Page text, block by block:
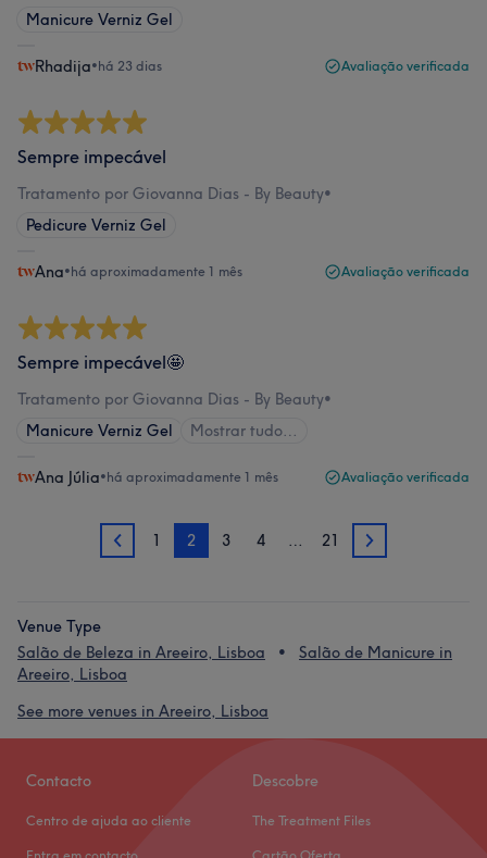
Manicure Verniz Gel
Rhadija•há 23 dias Avaliação verificada
Sempre impecável
Tratamento por Giovanna Dias - By Beauty•
Pedicure Verniz Gel
Ana•há aproximadamente 1 mês Avaliação verificada
Sempre impecável🤩
Tratamento por Giovanna Dias - By Beauty•
Manicure Verniz Gel
Mostrar tudo…
Ana Júlia•há aproximadamente 1 mês Avaliação verificada
1 1 2 3 4 … 21 3
Venue Type
Salão de Beleza in Areeiro, Lisboa
Salão de Manicure in
Areeiro, Lisboa
See more venues in Areeiro, Lisboa
Contacto
Centro de ajuda ao cliente
Descobre
The Treatment Files